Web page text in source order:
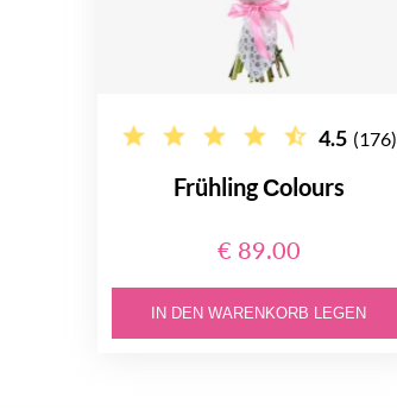
4.5 (176)
Frühling Сolours
€ 89.00
IN DEN WARENKORB LEGEN